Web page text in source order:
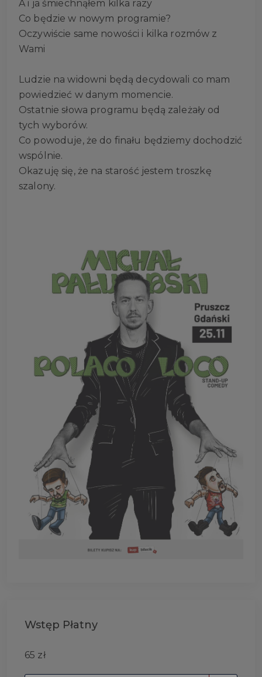
A i ja śmiechnąłem kilka razy
Co będzie w nowym programie?
Oczywiście same nowości i kilka rozmów z
Wami
Ludzie na widowni będą decydowali co mam
powiedzieć w danym momencie.
Ostatnie słowa programu będą zależały od
tych wyborów.
Co powoduje, że do finału będziemy dochodzić
wspólnie.
Okazuję się, że na starość jestem troszkę
szalony.
Wstęp Płatny
65 zł